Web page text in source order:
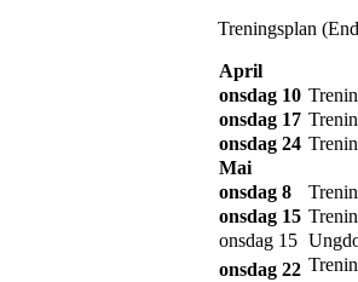
Treningsplan
April
onsdag 10
onsdag 17
onsdag 24
Mai
onsdag 8
onsdag 15
onsdag 15
onsdag 22